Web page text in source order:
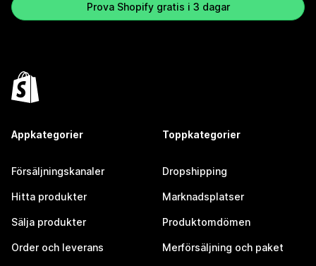
Prova Shopify gratis i 3 dagar
Appkategorier
Försäljningskanaler
Hitta produkter
Sälja produkter
Order och leverans
Toppkategorier
Dropshipping
Marknadsplatser
Produktomdömen
Merförsäljning och paket